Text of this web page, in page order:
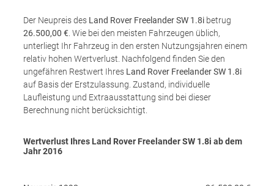
Der Neupreis des Land Rover Freelander SW 1.8i betrug
26.500,00 € . Wie bei den meisten Fahrzeugen üblich,
unterliegt Ihr Fahrzeug in den ersten Nutzungsjahren einem
relativ hohen Wertverlust. Nachfolgend finden Sie den
ungefähren Restwert Ihres Land Rover Freelander SW 1.8i
auf Basis der Erstzulassung. Zustand, individuelle
Laufleistung und Extraausstattung sind bei dieser
Berechnung nicht berücksichtigt.
Wertverlust Ihres Land Rover Freelander SW 1.8i ab dem
Jahr2016